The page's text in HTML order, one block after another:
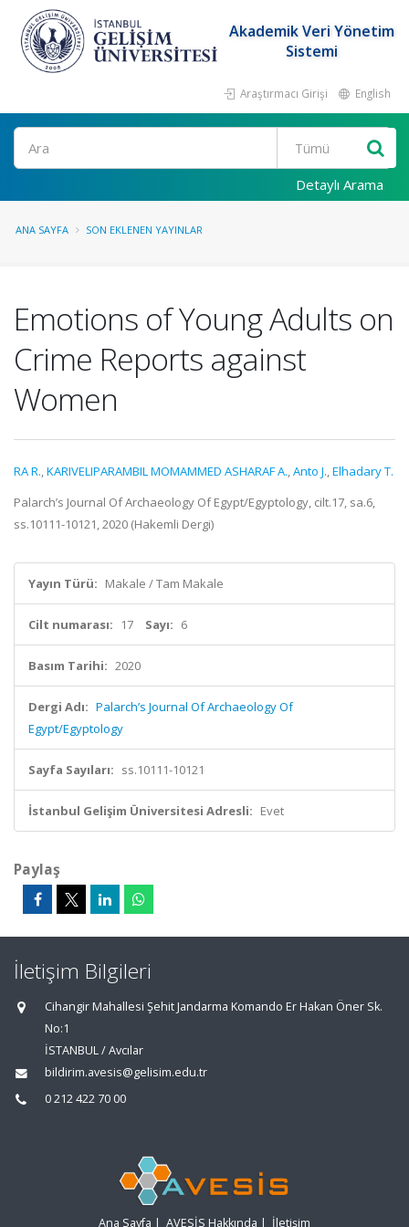
Akademik Veri Yönetim
Sistemi
Araştırmacı Girişi English
Ara
Detaylı Arama
ANA SAYFA SON EKLENEN YAYINLAR
Emotions of Young Adults on
Crime Reports against
Women
RA R.,KARIVELIPARAMBIL MOMAMMED ASHARAF A.,Anto J.,Elhadary T.
Palarch’s Journal Of Archaeology Of Egypt/Egyptology, cilt.17, sa.6,
ss.10111-10121, 2020 (Hakemli Dergi)
Yayın Türü: Makale / Tam Makale
Cilt numarası: 17 Sayı: 6
Basım Tarihi: 2020
Dergi Adı: Palarch’s Journal Of Archaeology Of
Egypt/Egyptology
Sayfa Sayıları: ss.10111-10121
İstanbul Gelişim Üniversitesi Adresli: Evet
Paylaş
İletişim Bilgileri
Cihangir Mahallesi Şehit Jandarma Komando Er Hakan Öner Sk.
No:1
İSTANBUL / Avcılar
bildirim.avesis@gelisim.edu.tr
0 212 422 70 00
Ana Sayfa | AVESİS Hakkında | İletişim